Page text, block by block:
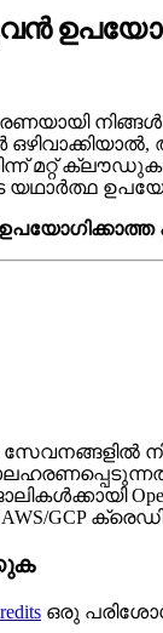
മറ്റ്
യഥാർത്ഥ
GCP
ഒരു